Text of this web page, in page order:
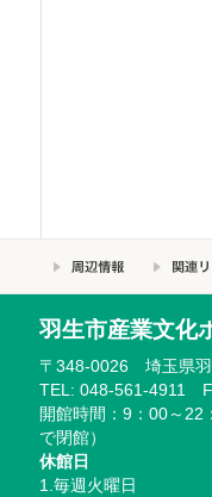
羽生市産業文化
〒348-0026 埼玉県
TEL: 048-561-4911
開館時間：9：00～22
で閉館）
休館日
1.毎週火曜日